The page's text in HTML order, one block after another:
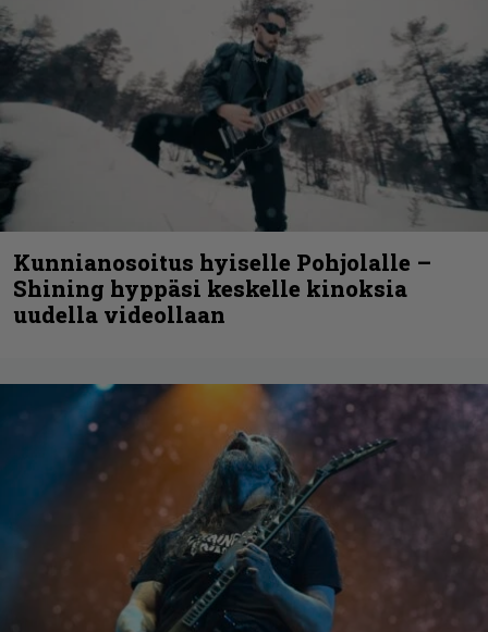
Kunnianosoitus hyiselle Pohjolalle –
Shining hyppäsi keskelle kinoksia
uudella videollaan